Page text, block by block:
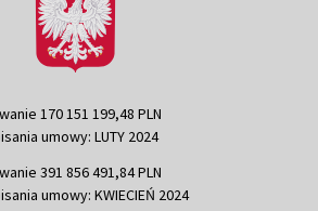
170 151 199,48 PLN
umowy: LUTY 2024
391 856 491,84 PLN
umowy: KWIECIEŃ 2024